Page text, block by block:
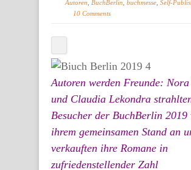
Autoren
BuchBerlin buchmesse Self-
10 Comments
Autoren werden Freunde:
und Claudia Lekondra
Besucher der BuchBerlin 2019
ihrem gemeinsamen Stand an
verkauften ihre Romane in
zufriedenstellender Zahl